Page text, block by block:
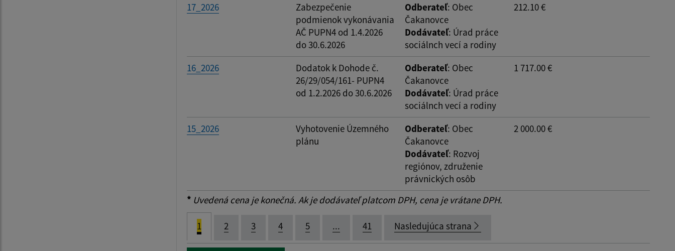
17_2026
Zabezpečenie
podmienok vykonávania
AČ PUPN4 od 1.4.2026
do 30.6.2026
Odberateľ: Obec
Čakanovce
Dodávateľ: Úrad práce
sociálnch vecí a rodiny
212.10 €
16_2026
Dodatok k Dohode č.
26/29/054/161- PUPN4
od 1.2.2026 do 30.6.2026
Odberateľ: Obec
Čakanovce
Dodávateľ: Úrad práce
sociálnch vecí a rodiny
1 717.00 €
15_2026
Vyhotovenie Územného
plánu
Odberateľ: Obec
Čakanovce
Dodávateľ: Rozvoj
regiónov, združenie
právnických osôb
2 000.00 €
* Uvedená cena je konečná. Ak je dodávateľ platcom DPH, cena je vrátane DPH.
1 2 3 4 5 ... 41 Nasledujúca strana